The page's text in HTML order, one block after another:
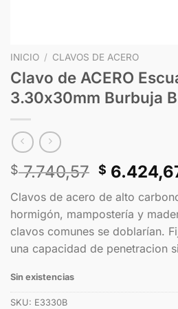
INICIO / CLAVOS DE ACERO
Clavo de ACERO
3.30x30mm Burbuja
$7.740,57 $
Clavos de acero de alto
hormigón, mampostería y
clavos comunes se doblarían.
una capacidad de penetracion
Sin existencias
SKU: E3330B